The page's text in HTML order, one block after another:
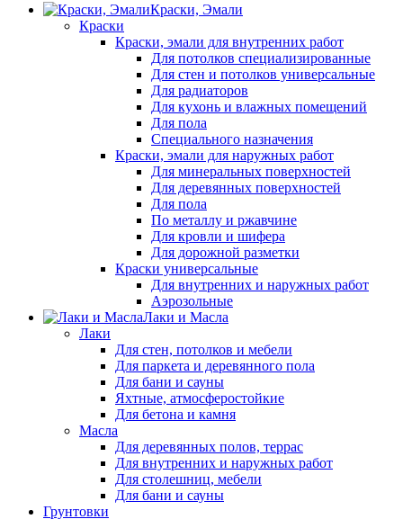
Краски, Эмали
Краски
Краски, эмали для внутренних работ
Для потолков специализированные
Для стен и потолков универсальные
Для радиаторов
Для кухонь и влажных помещений
Для пола
Специального назначения
Краски, эмали для наружных работ
Для минеральных поверхностей
Для деревянных поверхностей
Для пола
По металлу и ржавчине
Для кровли и шифера
Для дорожной разметки
Краски универсальные
Для внутренних и наружных работ
Аэрозольные
Лаки и Масла
Лаки
Для стен, потолков и мебели
Для паркета и деревянного пола
Для бани и сауны
Яхтные, атмосферостойкие
Для бетона и камня
Масла
Для деревянных полов, террас
Для внутренних и наружных работ
Для столешниц, мебели
Для бани и сауны
Грунтовки